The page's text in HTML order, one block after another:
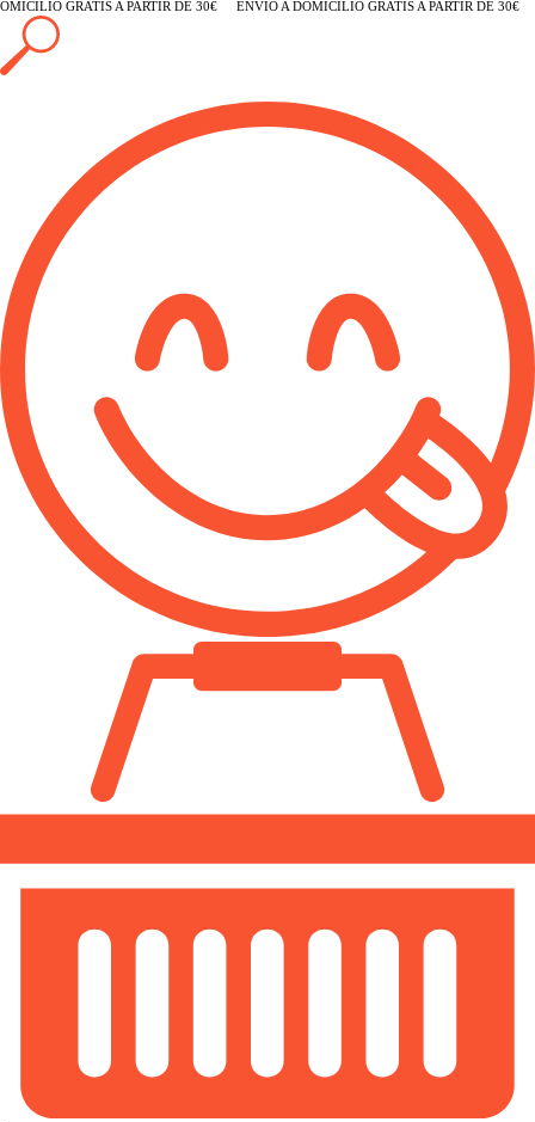
GRATIS A PARTIR DE 30€ ENVÍO A DOMICILIO GRATIS A PARTIR DE 30€